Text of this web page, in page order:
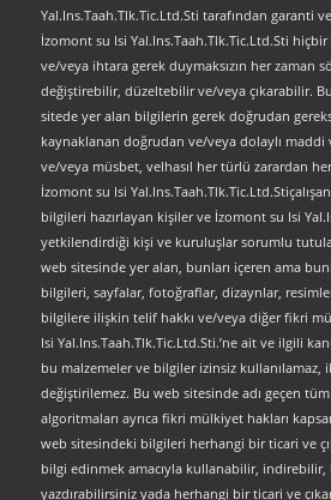
Yal.Ins.Taah.Tlk.Tic.Ltd.Sti tarafından garanti
İzomont su Isi Yal.Ins.Taah.Tlk.Tic.Ltd.Sti
ve/veya ihtara gerek duymaksızın her zaman
değiştirebilir, düzeltebilir ve/veya çıkarabilir.
sitede yer alan bilgilerin gerek doğrudan
kaynaklanan doğrudan ve/veya dolaylı
ve/veya müsbet, velhasıl her türlü zarardan
İzomont su Isi
bilgileri hazırlayan kişiler ve İzomont su Isi
yetkilendirdiği kişi ve kuruluşlar sorumlu
web sitesinde yer alan, bunları içeren ama
bilgileri, sayfalar, fotoğraflar, dizaynlar,
bilgilere ilişkin telif hakkı ve/veya diğer fikri
Isi Yal.Ins.Taah.Tlk.Tic.Ltd.Sti.’ne ait ve ilgili
bu malzemeler ve bilgiler izinsiz kullanılamaz,
değiştirilemez. Bu web sitesinde adı geçen
algoritmaları ayrıca fikri mülkiyet hakları
web sitesindeki bilgileri herhangi bir ticari ve
bilgi edinmek amacıyla kullanabilir,
yazdırabilirsiniz yada herhangi bir ticari ve